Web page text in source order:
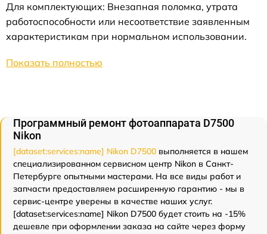
Для комплектующих: Внезапная поломка, утрата
работоспособности или несоответствие заявленным
характеристикам при нормальном использовании.
Показать полностью
Программный ремонт фотоаппарата D7500
Nikon
[dataset:services:name] Nikon D7500 выполняется в нашем
специализированном сервисном центр Nikon в Санкт-
Петербурге опытными мастерами. На все виды работ и
запчасти предоставляем расширенную гарантию - мы в
сервис-центре уверены в качестве наших услуг.
[dataset:services:name] Nikon D7500 будет стоить на -15%
дешевле при оформлении заказа на сайте через форму